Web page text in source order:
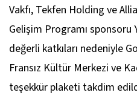
Vakfı, Tekfen Holding ve
Gelişim Programı sponsoru
değerli katkıları nedeniyle
Fransız Kültür Merkezi ve
teşekkür plaketi takdim